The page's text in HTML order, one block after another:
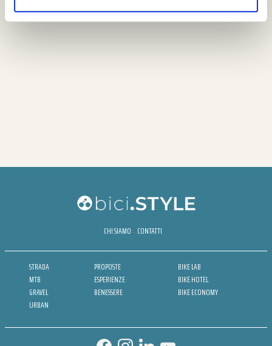
CHI SIAMO CONTATTI
STRADA
MTB
GRAVEL
URBAN
PROPOSTE
ESPERIENZE
BENESSERE
BIKE LAB
BIKE HOTEL
BIKE ECONOMY